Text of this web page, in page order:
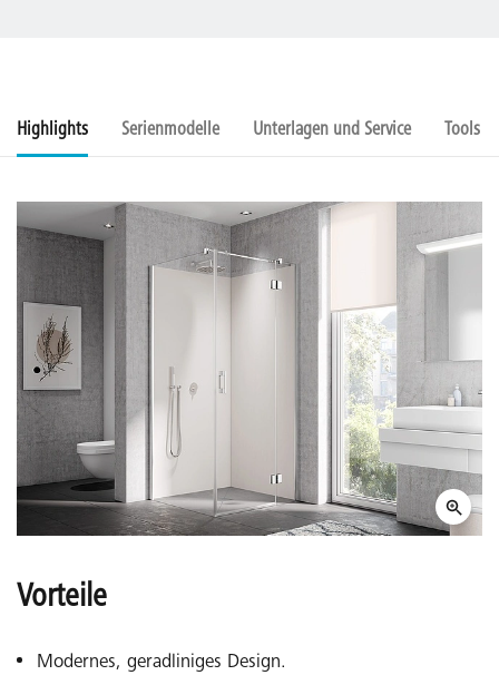
Highlights Serienmodelle Unterlagen und Service Tools
Vorteile
Modernes, geradliniges Design.